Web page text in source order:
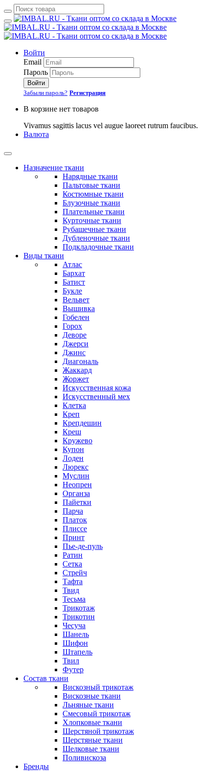
Войти
Email
Пароль
Войти
Забыли пароль? Регистрация
В корзине нет товаров
Vivamus sagittis lacus vel augue laoreet rutrum faucibus.
Валюта
Назначение ткани
Нарядные ткани
Пальтовые ткани
Костюмные ткани
Блузочные ткани
Плательные ткани
Курточные ткани
Рубашечные ткани
Дубленочные ткани
Подкладочные ткани
Виды ткани
Атлас
Бархат
Батист
Букле
Вельвет
Вышивка
Гобелен
Горох
Деворе
Джерси
Джинс
Диагональ
Жаккард
Жоржет
Искусственная кожа
Искусственный мех
Клетка
Креп
Крепдешин
Креш
Кружево
Купон
Лоден
Люрекс
Муслин
Неопрен
Органза
Пайетки
Парча
Платок
Плиссе
Принт
Пье-де-пуль
Ратин
Сетка
Стрейч
Тафта
Твид
Тесьма
Трикотаж
Трикотин
Чесуча
Шанель
Шифон
Штапель
Твил
Футер
Состав ткани
Вискозный трикотаж
Вискозные ткани
Льняные ткани
Смесовый трикотаж
Хлопковые ткани
Шерстяной трикотаж
Шерстяные ткани
Шелковые ткани
Поливискоза
Бренды